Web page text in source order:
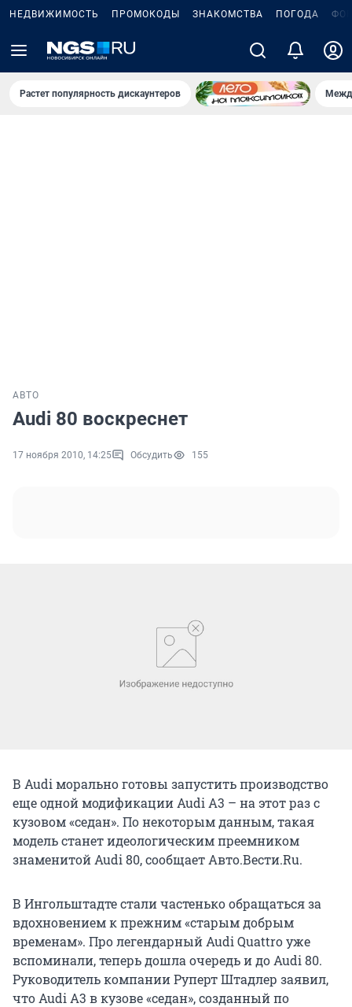
НЕДВИЖИМОСТЬ ПРОМОКОДЫ ЗНАКОМСТВА ПОГОДА
Растет популярность дискаунтеров
АВТО
Audi 80 воскреснет
17 ноября 2010, 14:25 Обсудить 155
В Audi морально готовы запустить производство
еще одной модификации Audi A3 – на этот раз с
кузовом «седан». По некоторым данным, такая
модель станет идеологическим преемником
знаменитой Audi 80, сообщает Авто.Вести.Ru.
В Ингольштадте стали частенько обращаться за
вдохновением к прежним «старым добрым
временам». Про легендарный Audi Quattro уже
вспоминали, теперь дошла очередь и до Audi 80.
Руководитель компании Руперт Штадлер заявил,
что Audi A3 в кузове «седан», созданный по